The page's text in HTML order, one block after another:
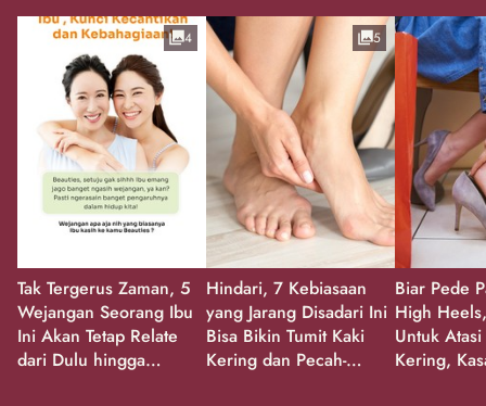
Tak Tergerus Zaman, 5
Wejangan Seorang Ibu
Ini Akan Tetap Relate
dari Dulu hingga
4
Hindari, 7 Kebiasaan
yang Jarang Disadari Ini
Bisa Bikin Tumit Kaki
Kering dan Pecah-
5
Biar Pede
High
Untuk
Kering,